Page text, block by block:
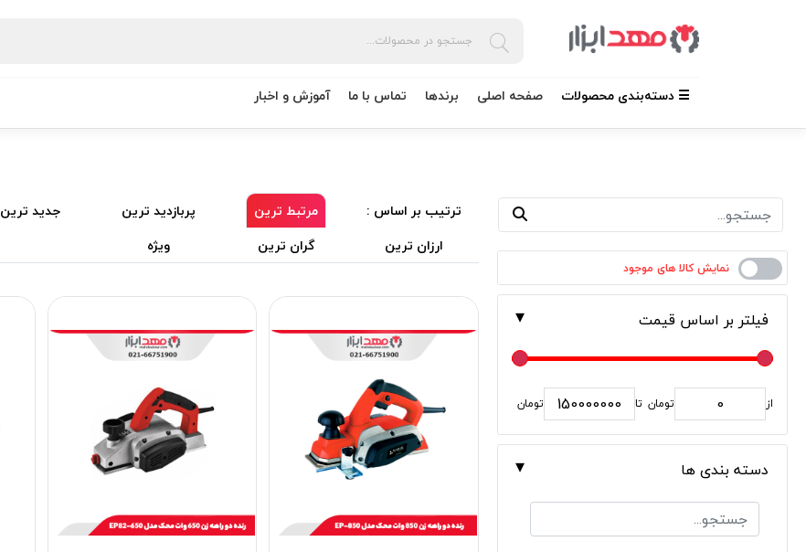
☰ دسته‌بندی محصولات صفحه اصلی برندها تماس با ما آموزش و اخبار
فیلتر بر اساس قیمت
از تومان تا تومان
دسته بندی ها
ترتیب بر اساس : مرتبط ترین پربازدید ترین جدید ترین
ارزان ترین
گران ترین ویژه